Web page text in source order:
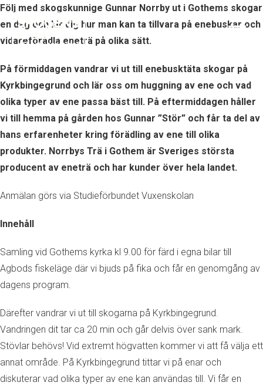
Följ med skogskunnige Gunnar Norrby ut i Gothems skogar
en dag och lär dig hur man kan ta tillvara på enebuskar och
vidareförädla eneträ på olika sätt.
På förmiddagen vandrar vi ut till enebusktäta skogar på
Kyrkbingegrund och lär oss om huggning av ene och vad
olika typer av ene passa bäst till. På eftermiddagen håller
vi till hemma på gården hos Gunnar ”Stör” och får ta del av
hans erfarenheter kring förädling av ene till olika
produkter. Norrbys Trä i Gothem är Sveriges största
producent av eneträ och har kunder över hela landet.
Anmälan görs via Studieförbundet Vuxenskolan
Innehåll
Samling vid Gothems kyrka kl 9.00 för färd i egna bilar till
Agbods fiskeläge där vi bjuds på fika och får en genomgång av
dagens program.
Därefter vandrar vi ut till skogarna på Kyrkbingegrund.
Vandringen dit tar ca 20 min och går delvis över sank mark.
Stövlar behövs! Vid extremt högvatten kommer vi att få välja ett
annat område. På Kyrkbingegrund tittar vi på enar och
diskuterar vad olika typer av ene kan användas till. Vi får en